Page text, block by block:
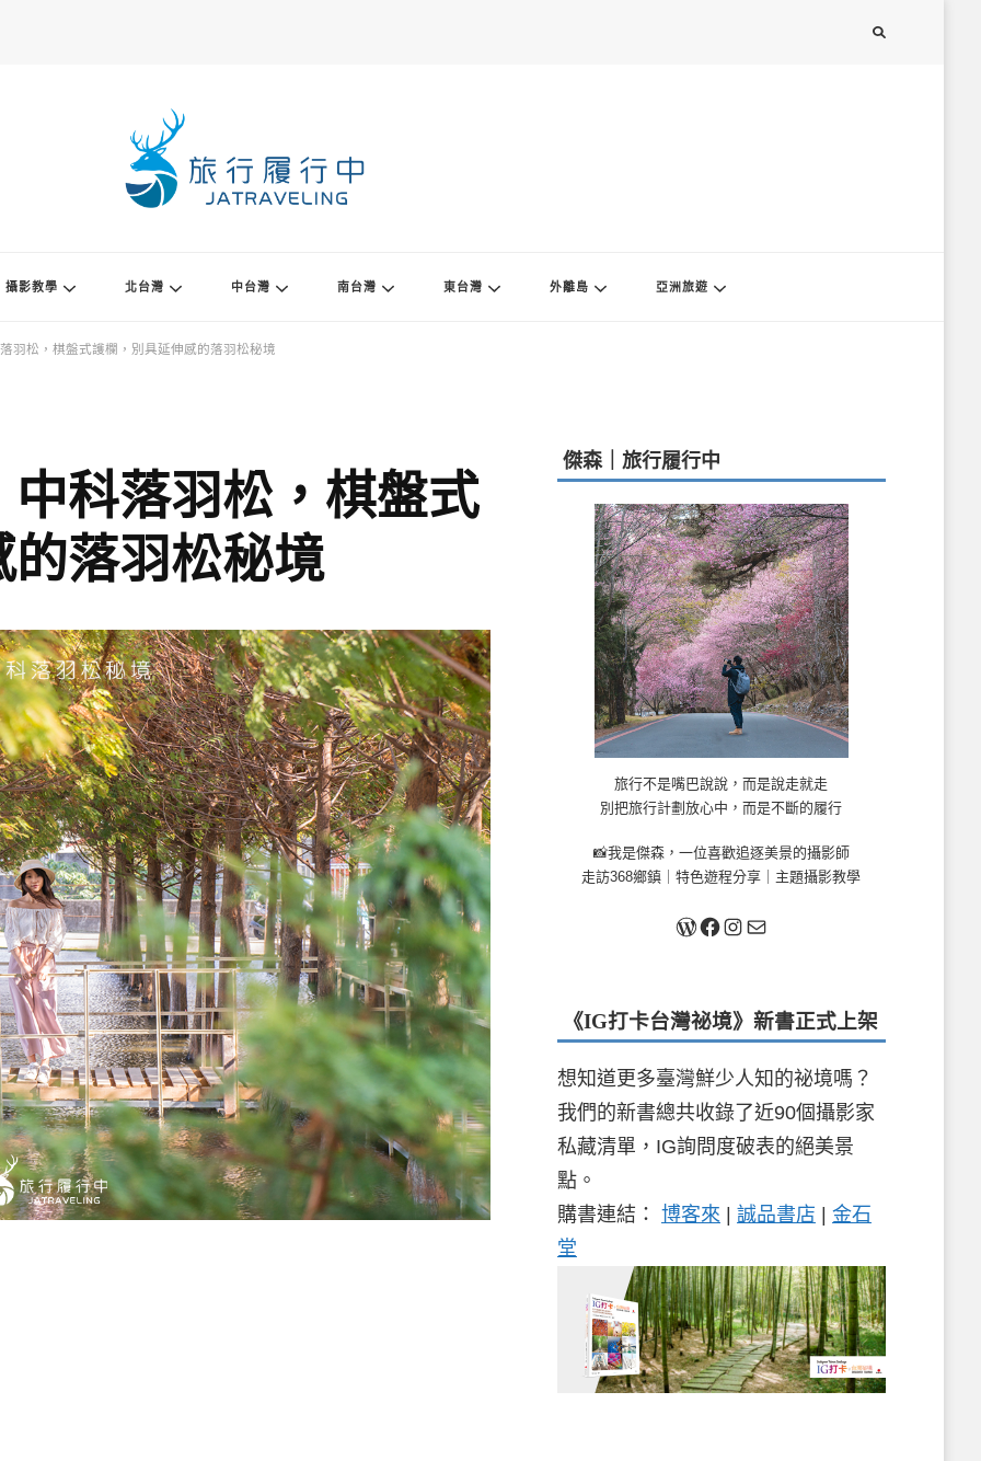
攝影教學 北台灣 中台灣 南台灣 東台灣 外離島 亞洲旅遊
羽松，棋盤式護欄，別具延伸感的落羽松秘境
科落羽松，棋盤式
落羽松秘境
傑森｜旅行履行中
旅行不是嘴巴說說，而是說走就走
別把旅行計劃放心中，而是不斷的履行
📸我是傑森，一位喜歡追逐美景的攝影師
走訪368鄉鎮｜特色遊程分享｜主題攝影教學
關於我 Facebook
Instagram
《IG打卡台灣祕境》新書正式上架
想知道更多臺灣鮮少人知的祕境嗎？
我們的新書總共收錄了近90個攝影家
私藏清單，IG詢問度破表的絕美景
點。
購書連結： 博客來 | 誠品書店 | 金石
堂